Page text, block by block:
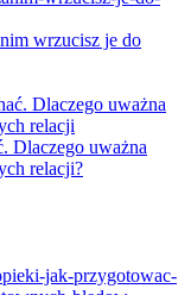
wrzucisz je do
Dlaczego uważna
relacji?